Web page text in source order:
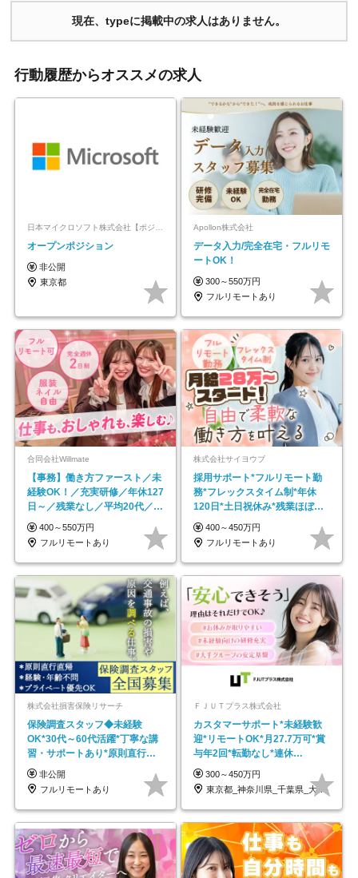
現在、typeに掲載中の求人はありません。
行動履歴からオススメの求人
オープンポジション
非公開
東京都
Apollon株式会社
データ入力/完全在宅・フルリモ
ートOK！
300～550万円
フルリモートあり
合同会社Willmate
【事務】働き方ファースト／未
経験OK！／充実研修／年休127
日～／残業なし／平均20代／リ
モートOK
400～550万円
フルリモートあり
株式会社サイヨウブ
採用サポート*フルリモート勤
務*フレックスタイム制*年休
120日*土日祝休み*残業ほぼな
し*育児中社員8割以上
400～450万円
フルリモートあり
株式会社損害保険リサーチ
保険調査スタッフ◆未経験
OK*30代～60代活躍*丁寧な講
習・サポートあり*原則直行直
帰／全国募集・業務委託
非公開
フルリモートあり
ＦＪＵＴプラス株式会社
カスタマーサポート*未経験歓
迎*リモートOK*月27.7万可*賞
与年2回*転勤なし*連休
OK/ZE010232
300～450万円
東京都_神奈川県_千葉県_大阪府_愛知県…